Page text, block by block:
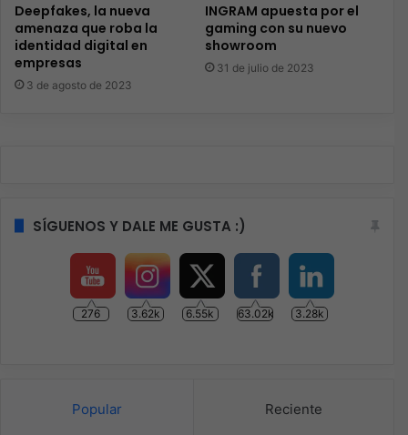
Deepfakes, la nueva
amenaza que roba la
identidad digital en
empresas
3 de agosto de 2023
INGRAM apuesta por el
gaming con su nuevo
showroom
31 de julio de 2023
SÍGUENOS Y DALE ME GUSTA :)
276 3.62k 6.55k 63.02k 3.28k
Popular Reciente